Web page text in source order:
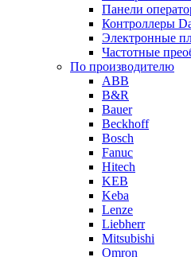
Панели
Контроллеры
Электронные
Частотные
По производителю
ABB
B&R
Bauer
Beckhoff
Bosch
Fanuc
Hitech
KEB
Keba
Lenze
Liebherr
Mitsubishi
Omron